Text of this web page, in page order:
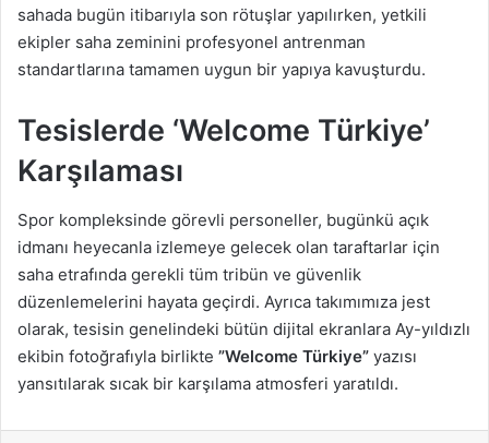
sahada bugün itibarıyla son rötuşlar yapılırken, yetkili
ekipler saha zeminini profesyonel antrenman
standartlarına tamamen uygun bir yapıya kavuşturdu.
Tesislerde ‘Welcome Türkiye’
Karşılaması
Spor kompleksinde görevli personeller, bugünkü açık
idmanı heyecanla izlemeye gelecek olan taraftarlar için
saha etrafında gerekli tüm tribün ve güvenlik
düzenlemelerini hayata geçirdi. Ayrıca takımımıza jest
olarak, tesisin genelindeki bütün dijital ekranlara Ay-yıldızlı
ekibin fotoğrafıyla birlikte ”Welcome Türkiye” yazısı
yansıtılarak sıcak bir karşılama atmosferi yaratıldı.